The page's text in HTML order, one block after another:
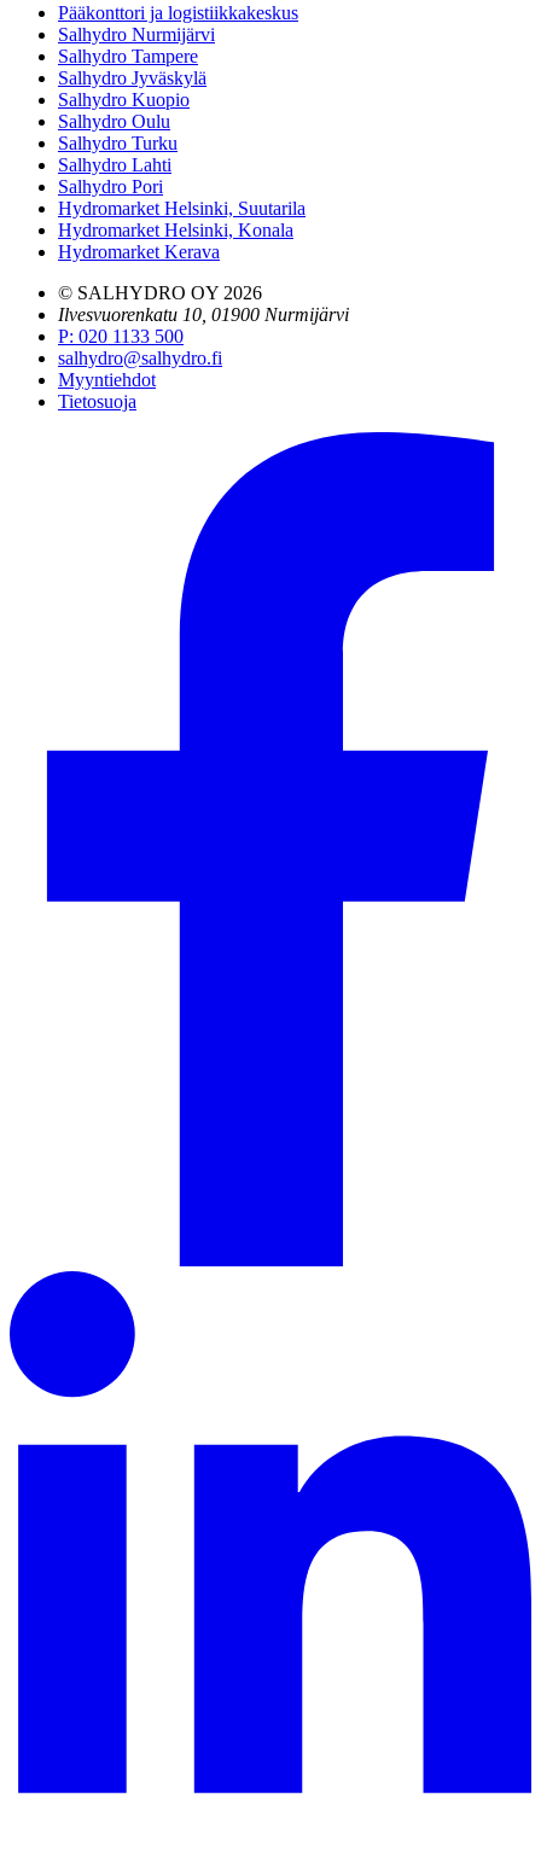
Pääkonttori ja logistiikkakeskus
Salhydro Nurmijärvi
Salhydro Tampere
Salhydro Jyväskylä
Salhydro Kuopio
Salhydro Oulu
Salhydro Turku
Salhydro Lahti
Salhydro Pori
Hydromarket Helsinki, Suutarila
Hydromarket Helsinki, Konala
Hydromarket Kerava
© SALHYDRO OY 2026
Ilvesvuorenkatu 10, 01900 Nurmijärvi
P: 020 1133 500
salhydro@salhydro.fi
Myyntiehdot
Tietosuoja